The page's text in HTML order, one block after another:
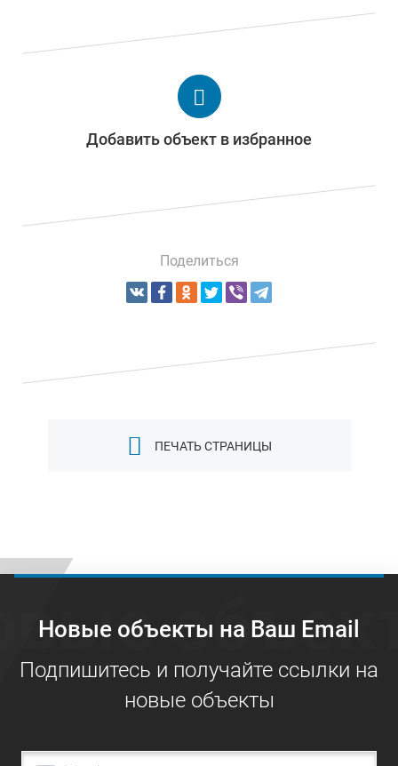
Добавить объект в избранное
Поделиться
ПЕЧАТЬ СТРАНИЦЫ
Новые объекты на Ваш Email
Подпишитесь и получайте ссылки на
новые объекты